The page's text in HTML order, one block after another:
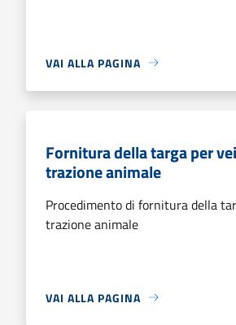
VAI ALLA PAGINA
Fornitura della targa per
trazione animale
Procedimento di fornitura della
trazione animale
VAI ALLA PAGINA